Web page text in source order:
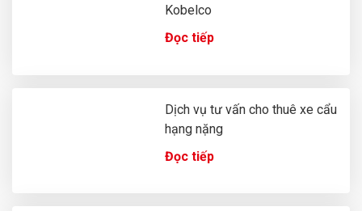
Kobelco
Đọc tiếp
Dịch vụ tư vấn cho thuê xe cẩu
hạng nặng
Đọc tiếp